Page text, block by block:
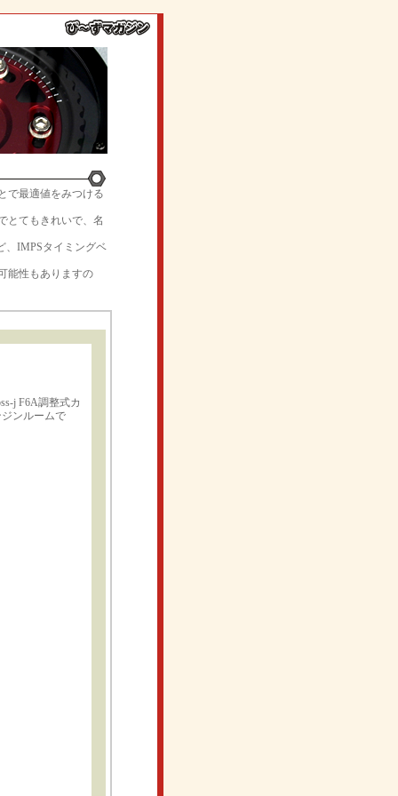
で最適値をみつける
とてもきれいで、名
、IMPSタイミングベ
能性もありますの
j F6A調整式カ
ンルームで